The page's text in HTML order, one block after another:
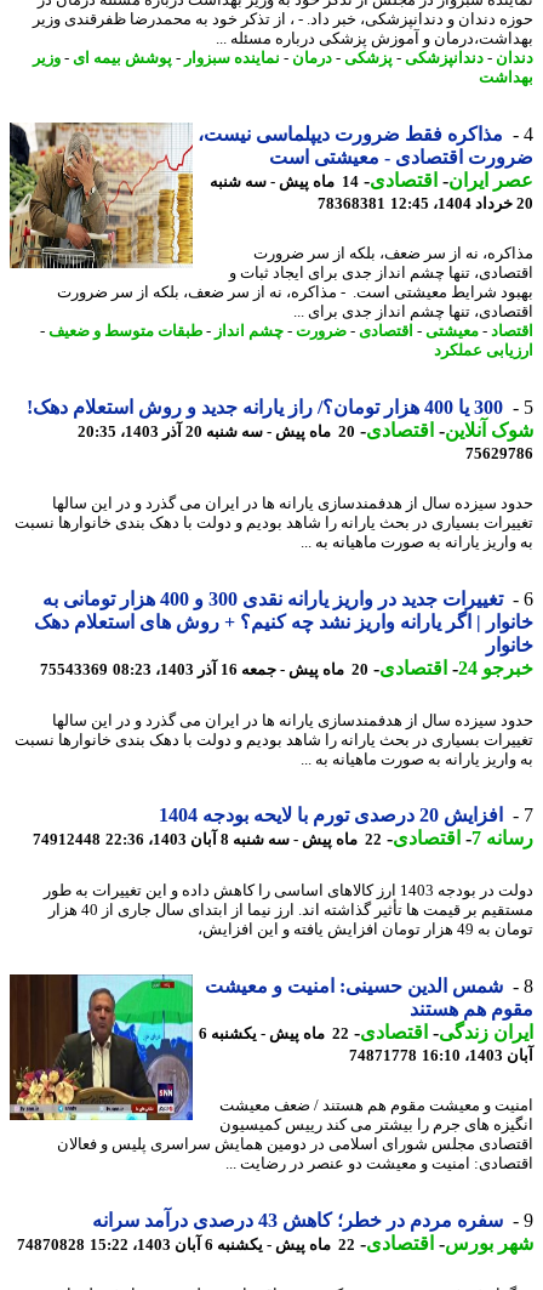
دندان و دندانپزشکی، خبر داد. - ، از تذکر خود به محمدرضا ظفرقندی وزیر
و آموزش پزشکی درباره مسئله ...
- دندانپزشکی-پزشکی-درمان -نماینده سبزوار-پوشش بیمه ای- وزیر
مذاکره فقط ضرورت دیپلماسی نیست،
اقتصادی - معیشتی است
ایران- اقتصادی-
14 ماه پیش - سه شنبه
78368381
نه از سر ضعف، بلکه از سر ضرورت
تنها چشم انداز جدی برای ایجاد ثبات و
شرایط معیشتی است. - مذاکره، نه از سر ضعف، بلکه از سر ضرورت
تنها چشم انداز جدی برای ...
-معیشتی-اقتصادی-ضرورت - چشم انداز -طبقات متوسط و ضعیف-
عملکرد
300 یا 400 هزار تومان؟/ راز یارانه جدید و روش استعلام دهک!
آنلاین-اقتصادی-20 ماه پیش - سه شنبه 20 آذر 1403، 20:35
سیزده سال از هدفمندسازی یارانه ها در ایران می گذرد و در این سالها
بسیاری در بحث یارانه را شاهد بودیم و دولت با دهک بندی خانوارها نسبت
یارانه به صورت ماهیانه به ...
تغییرات جدید در واریز یارانه نقدی 300 و 400 هزار تومانی به
| اگر یارانه واریز نشد چه کنیم؟ + روش های استعلام دهک
24
-اقتصادی-20 ماه پیش - جمعه 16 آذر 1403، 08:23 75543369
سیزده سال از هدفمندسازی یارانه ها در ایران می گذرد و در این سالها
بسیاری در بحث یارانه را شاهد بودیم و دولت با دهک بندی خانوارها نسبت
یارانه به صورت ماهیانه به ...
افزایش 20 درصدی تورم با لایحه بودجه 1404
7
-اقتصادی-22 ماه پیش - سه شنبه 8 آبان 1403، 22:36 74912448
دولت در بودجه 1403 ارز کالاهای اساسی را کاهش داده و این تغییرات به طور
مستقیم بر قیمت ها تأثیر گذاشته اند. ارز نیما از ابتدای سال جاری از 40 هزار
افزایش یافته و این افزایش،
شمس الدین حسینی: امنیت و معیشت
هم هستند
زندگی-اقتصادی-
22 ماه پیش - یکشنبه 6
74871778
و معیشت مقوم هم هستند / ضعف معیشت
های جرم را بیشتر می کند رییس کمیسیون
مجلس شورای اسلامی در دومین همایش سراسری پلیس و فعالان
امنیت و معیشت دو عنصر در رضایت ...
سفره مردم در خطر؛ کاهش 43 درصدی درآمد سرانه
بورس -اقتصادی-22 ماه پیش - یکشنبه 6 آبان 1403، 15:22 74870828